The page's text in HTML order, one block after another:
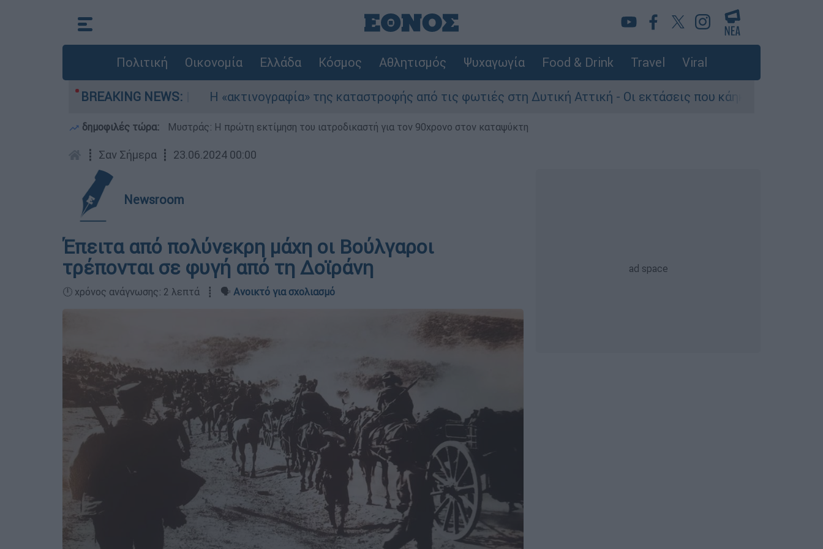
Πολιτική Οικονομία Ελλάδα Κόσμος Αθλητισμός Ψυχαγωγία Food & Drink Travel Viral
BREAKING NEWS:
τρία αεροσκάφη Η «ακτινογραφία» της καταστροφής από τις φωτιές στη Δυτική Αττική - Οι εκτάσεις που κάηκαν και η επόμενη μέρα
δημοφιλές τώρα: Μυστράς: Η πρώτη εκτίμηση του ιατροδικαστή για τον 90χρονο στον καταψύκτη
┋ Σαν Σήμερα ┋ 23.06.2024 00:00
Newsroom
Έπειτα από πολύνεκρη μάχη οι Βούλγαροι
τρέπονται σε φυγή από τη Δοϊράνη
🕛 χρόνος ανάγνωσης: 2 λεπτά ┋ 🗣️ Ανοικτό για σχολιασμό